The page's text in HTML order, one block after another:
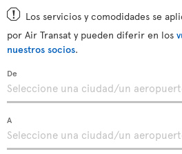
Los servicios y comodidades se
por Air Transat y pueden diferir en los
nuestros socios.
De
A